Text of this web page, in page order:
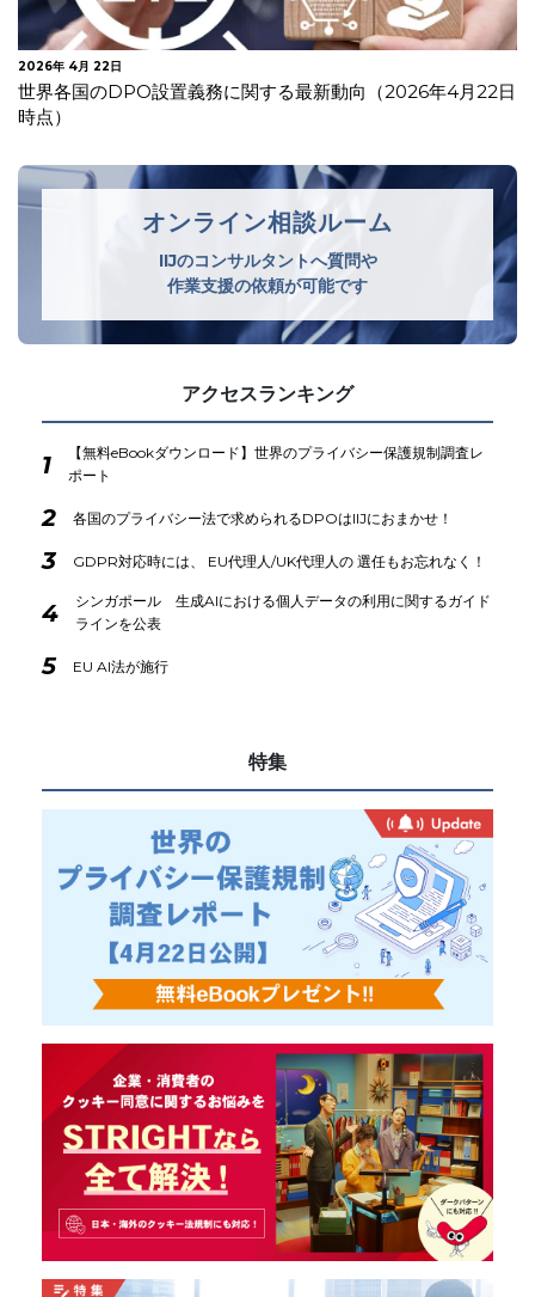
2026年 4月 22日
世界各国のDPO設置義務に関する最新動向（2026年4月22日
時点）
オンライン相談ルーム
IIJのコンサルタントへ質問や
作業支援の依頼が可能です
アクセスランキング
1
【無料eBookダウンロード】世界のプライバシー保護規制調査レ
ポート
2 各国のプライバシー法で求められるDPOはIIJにおまかせ！
3 GDPR対応時には、 EU代理人/UK代理人の 選任もお忘れなく！
4
シンガポール 生成AIにおける個人データの利用に関するガイド
ラインを公表
5 EU AI法が施行
特集